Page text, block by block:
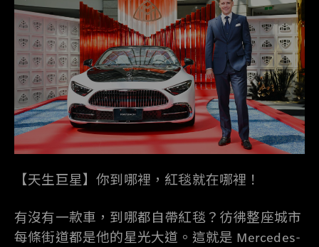
【天生巨星】你到哪裡，紅毯就在哪裡！
有沒有一款車，到哪都自帶紅毯？彷彿整座城市
每條街道都是他的星光大道。這就是 Mercedes-